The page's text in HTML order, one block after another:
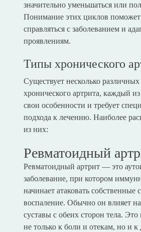
значительно уменьшаться или
Понимание этих циклов
справляться с заболеванием и
проявлениям.
Типы хронического
Существует несколько
хронического артрита, каждый
свои особенности и требует
подхода к лечению. Наиболее
из них:
Ревматоидный
Ревматоидный артрит — это
заболевание, при котором
начинает атаковать собственные
воспаление. Обычно он влияет
суставы с обеих сторон тела.
не только к боли и отекам, но и к